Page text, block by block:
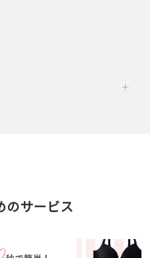
のサービス